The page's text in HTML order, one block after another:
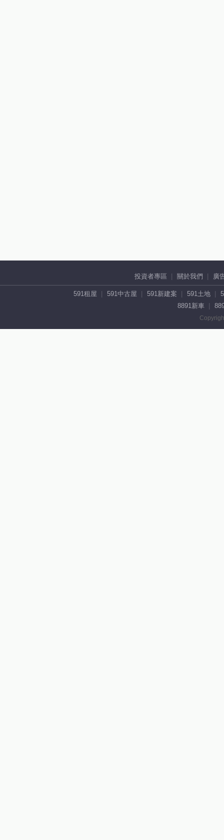
投資者專區 關於我們 廣
591租屋 591中古屋 591新建案 591土地
8891新車